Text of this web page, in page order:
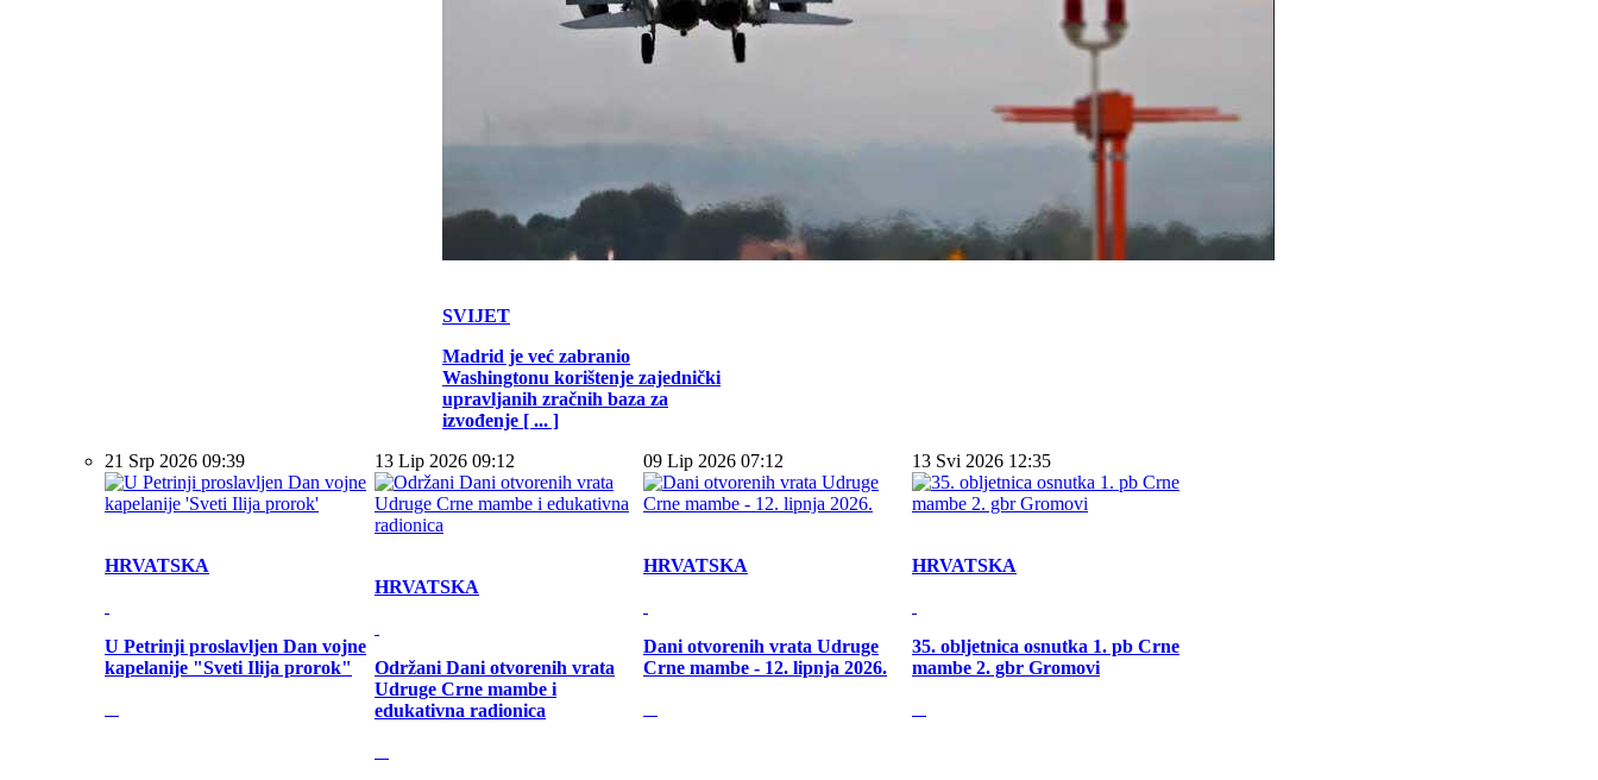
SVIJET
Madrid je već zabranio
Washingtonu korištenje zajednički
upravljanih zračnih baza za
izvođenje [ ... ]
21 Srp 2026 09:39
HRVATSKA
U Petrinji proslavljen Dan vojne
kapelanije "Sveti Ilija prorok"
13 Lip 2026 09:12
HRVATSKA
Održani Dani otvorenih vrata
Udruge Crne mambe i
edukativna radionica
09 Lip 2026 07:12
HRVATSKA
Dani otvorenih vrata Udruge
Crne mambe - 12. lipnja 2026.
13 Svi 2026 12:35
HRVATSKA
35. obljetnica osnutka 1. pb Crne
mambe 2. gbr Gromovi